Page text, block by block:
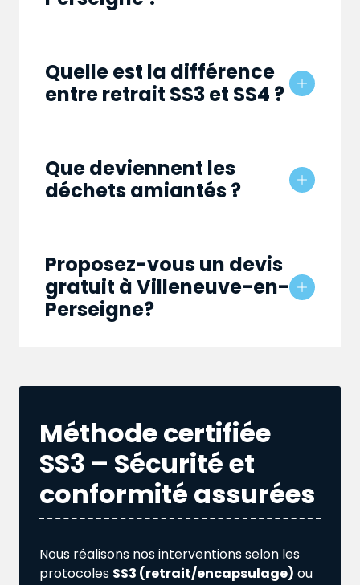
Quelle est la différence
entre retrait SS3 et SS4 ?
Que deviennent les
déchets amiantés ?
Proposez-vous un devis
gratuit à Villeneuve-en-
Perseigne?
Méthode certifiée
SS3 – Sécurité et
conformité assurées
Nous réalisons nos interventions selon les
protocoles SS3 (retrait/encapsulage) ou